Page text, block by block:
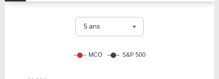
32.76 3.11 9.51%
5 ans